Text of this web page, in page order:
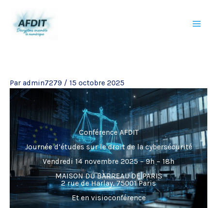
contenu
Par admin7279 / 15 octobre 2025
Conférence AFDIT
Journée d’études sur le droit de la cybersécurité
Vendredi 14 novembre 2025 – 9h – 18h
MAISON DU BARREAU DE PARIS
2 rue de Harlay, 75001 Paris
Et en visioconférence